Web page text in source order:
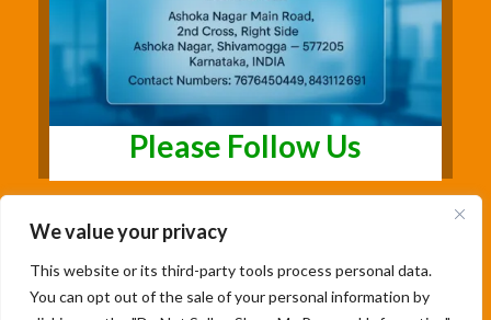
We value your privacy
This website or its third-party tools process personal data.
You can opt out of the sale of your personal information by
Please Follow Us